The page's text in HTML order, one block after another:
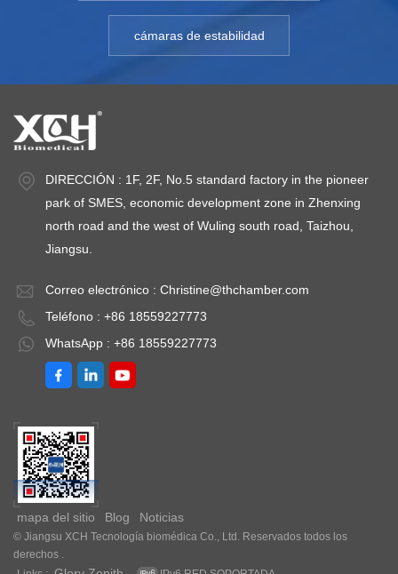
cámaras de estabilidad
DIRECCIÓN : 1F, 2F, No.5 standard factory in the pioneer
park of SMES, economic development zone in Zhenxing
north road and the west of Wuling south road, Taizhou,
Jiangsu.
Correo electrónico : Christine@thchamber.com
Teléfono : +86 18559227773
WhatsApp : +86 18559227773
mapa del sitio Blog Noticias
© Jiangsu XCH Tecnología biomédica Co., Ltd. Reservados todos los
derechos .